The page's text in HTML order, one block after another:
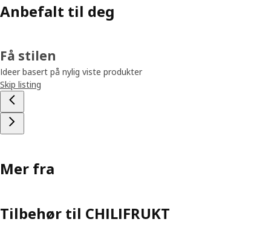
Anbefalt til deg
Få stilen
Ideer basert på nylig viste produkter
Skip listing
Mer fra
Tilbehør til CHILIFRUKT